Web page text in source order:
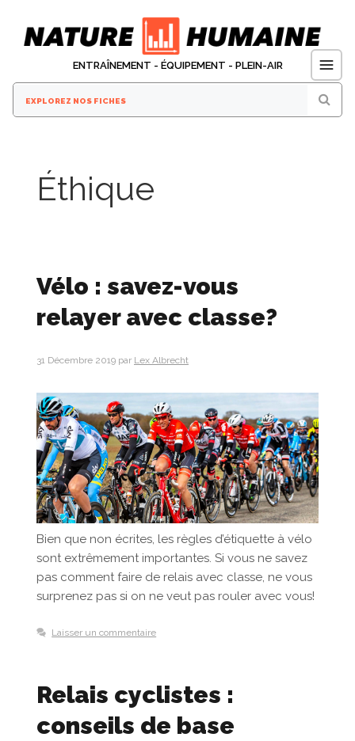
contenu
ENTRAÎNEMENT - ÉQUIPEMENT - PLEIN-AIR
Éthique
Vélo : savez-vous
relayer avec classe?
31 Décembre 2019 par Lex Albrecht
Bien que non écrites, les règles d’étiquette à vélo
sont extrêmement importantes. Si vous ne savez
pas comment faire de relais avec classe, ne vous
surprenez pas si on ne veut pas rouler avec vous!
Laisser un commentaire
Relais cyclistes :
conseils de base